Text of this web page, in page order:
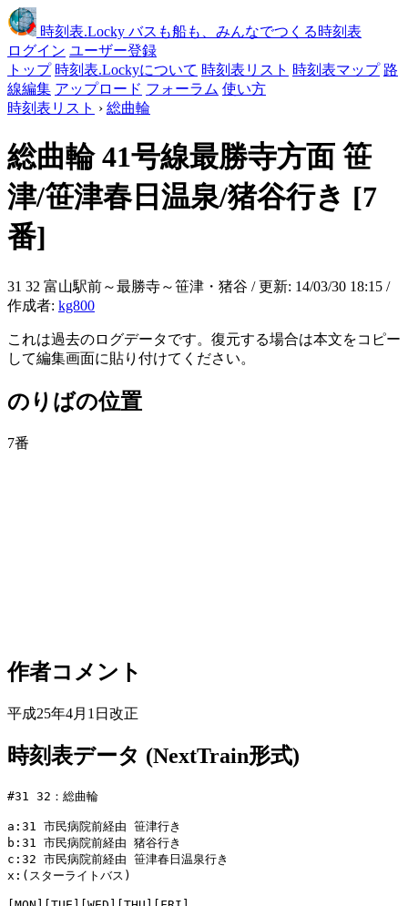
時刻表.Locky バスも船も、みんなでつくる時刻表
ログイン ユーザー登録
トップ 時刻表.Lockyについて 時刻表リスト 時刻表マップ 路
線編集 アップロード フォーラム 使い方
時刻表リスト › 総曲輪
総曲輪41号線最勝寺方面 笹
津/笹津春日温泉/猪谷行き [7
番]
31 32 富山駅前～最勝寺～笹津・猪谷 / 更新: 14/03/30 18:15 /
作成者: kg800
これは過去のログデータです。復元する場合は本文をコピー
して編集画面に貼り付けてください。
のりばの位置
7番
作者コメント
平成25年4月1日改正
時刻表データ (NextTrain形式)
#31 32：総曲輪
a:31 市民病院前経由 笹津行き
b:31 市民病院前経由 猪谷行き
c:32 市民病院前経由 笹津春日温泉行き
x:(スターライトバス)